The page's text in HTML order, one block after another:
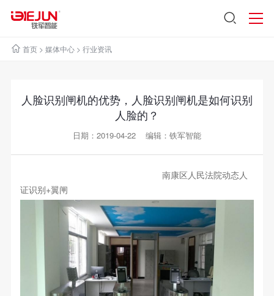
首页> 媒体中心> 行业资讯
人脸识别闸机的优势，人脸识别闸机是如何识别
人脸的？
日期：2019-04-22 编辑：铁军智能
南康区人民法院动态人
证识别+翼闸